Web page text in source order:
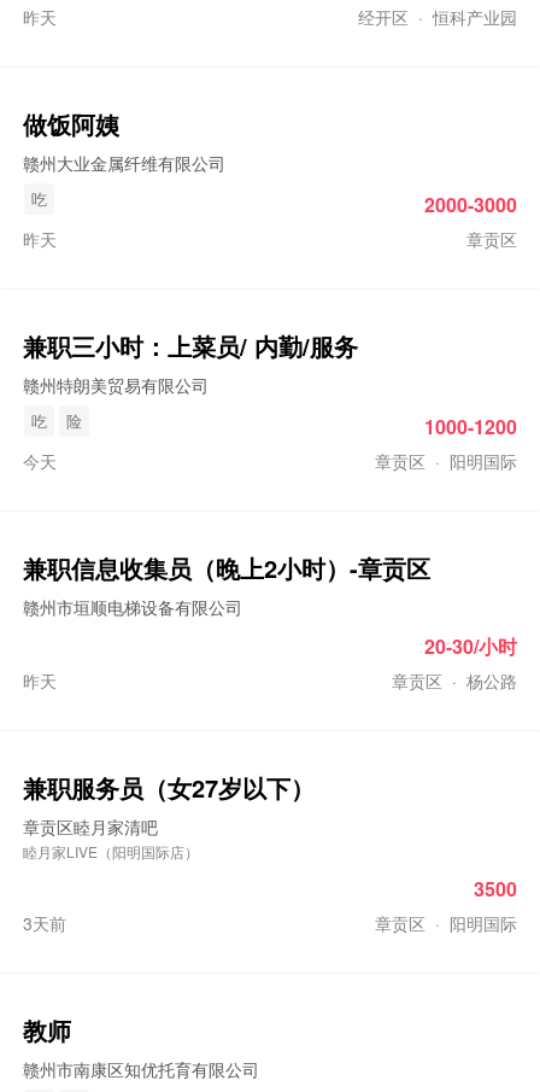
昨天 经开区 · 恒科产业园
做饭阿姨
赣州大业金属纤维有限公司
吃
昨天 章贡区
2000-3000
兼职三小时：上菜员/ 内勤/服务
赣州特朗美贸易有限公司
吃 险
今天 章贡区 · 阳明国际
1000-1200
兼职信息收集员（晚上2小时）-章贡区
赣州市垣顺电梯设备有限公司
昨天 章贡区 · 杨公路
20-30/小时
兼职服务员（女27岁以下）
章贡区睦月家清吧
睦月家LIVE（阳明国际店）
3天前 章贡区 · 阳明国际
3500
教师
赣州市南康区知优托育有限公司